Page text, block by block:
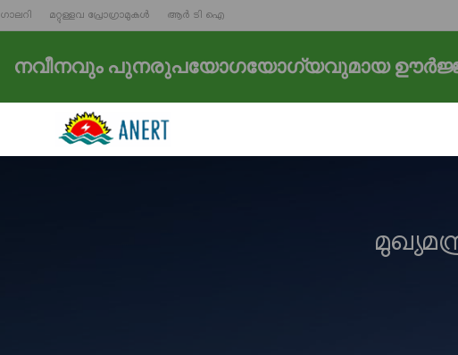
ഗാലറി മറ്റുള്ളവ പ്രോഗ്രാമുകൾ ആർ ടി ഐ
നവീനവും പുനരുപയോഗയോഗ്യവുമായ